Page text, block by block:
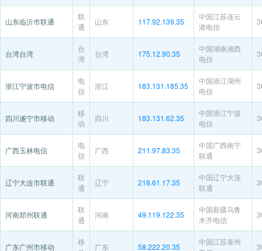
山东临沂市联通
联
通
山东 117.92.139.35
中国江苏连云
港电信
台湾台湾
台
湾
台湾 175.12.90.35
中国湖南湘西
电信
浙江宁波市电信
电
信
浙江 183.131.185.35
中国浙江湖州
电信
四川遂宁市移动
移
动
四川 183.131.62.35
中国浙江宁波
电信
广西玉林电信
电
信
广西 211.97.83.35
中国广西南宁
联通
辽宁大连市联通
联
通
辽宁 218.61.17.35
中国辽宁大连
联通
河南郑州联通
联
通
河南 49.119.122.35
中国新疆乌鲁
木齐电信
广东广州市移动
移
广东 58.222.20.35
中国江苏泰州